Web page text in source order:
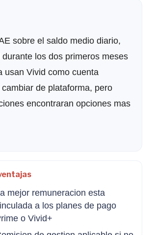
sobre el saldo medio diario,
los dos primeros meses
usan Vivid como cuenta
de plataforma, pero
encontraran opciones mas
mejor remuneracion esta
a los planes de pago
o Vivid+